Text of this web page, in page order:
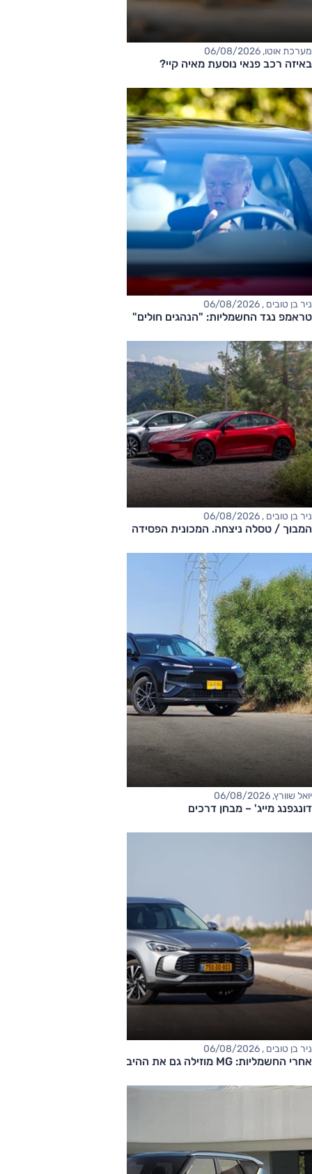
מערכת אוטו, 06/08/2026
באיזה רכב פנאי נוסעת מאיה קיי?
ניר בן טובים , 06/08/2026
טראמפ נגד החשמליות: "הנהגים חולים"
ניר בן טובים , 06/08/2026
המבוך / טסלה ניצחה. המכונית הפסידה
יואל שוורץ, 06/08/2026
דונגפנג מייג' – מבחן דרכים
ניר בן טובים , 06/08/2026
אחרי החשמליות: MG מוזילה גם את ההיברידיות